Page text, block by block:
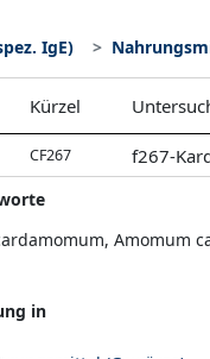
IgE)
Kürzel
CF267 f267-
Amomum
in